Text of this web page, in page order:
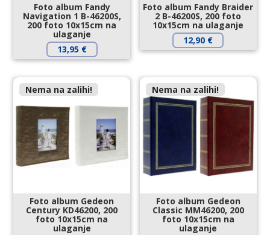
Foto album Fandy
Navigation 1 B-46200S,
200 foto 10x15cm na
ulaganje
13,95 €
Foto album Fandy Braider
2 B-46200S, 200 foto
10x15cm na ulaganje
12,90 €
Nema na zalihi!
Foto album Gedeon
Century KD46200, 200
foto 10x15cm na
ulaganje
Nema na zalihi!
Foto album Gedeon
Classic MM46200, 200
foto 10x15cm na
ulaganje